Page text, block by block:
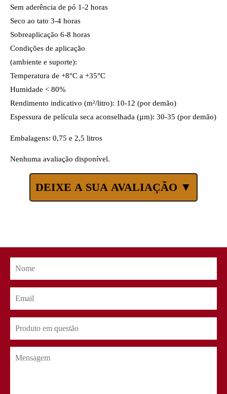
Sem aderência de pó 1-2 horas
Seco ao tato 3-4 horas
Sobreaplicação 6-8 horas
Condições de aplicação
(ambiente e suporte):
Temperatura de +8°C a +35°C
Humidade < 80%
Rendimento indicativo (m²/litro): 10-12 (por demão)
Espessura de película seca aconselhada (µm): 30-35 (por demão)
Embalagens: 0,75 e 2,5 litros
Nenhuma avaliação disponível.
DEIXE A SUA AVALIAÇÃO ▼